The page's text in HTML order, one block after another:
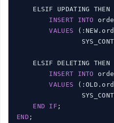
    ELSIF UPDATING THEN
INSERT
INTO
VALUES
    ELSIF DELETING THEN
INSERT
INTO
VALUES
END
IF
END ;